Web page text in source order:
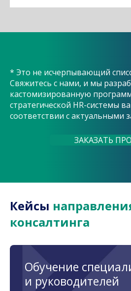
* Это не исчерпывающий
Свяжитесь с нами, и мы
кастомизированную
стратегической HR-системы
соответствии с актуальными
ЗАКАЗАТЬ
Кейсы
консалтинга
Обучение
и руководителей